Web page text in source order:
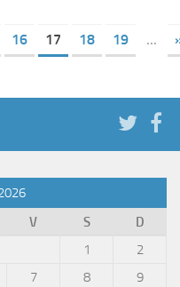
16 17 18 19 ...
V S D
1
2
7 8
9